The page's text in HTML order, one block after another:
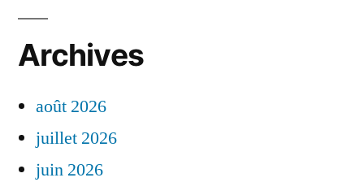
Archives
août 2026
juillet 2026
juin 2026